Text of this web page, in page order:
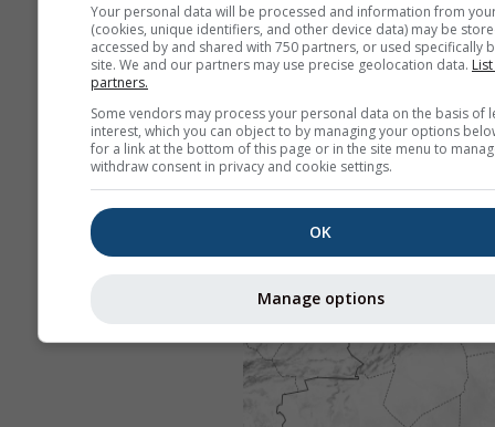
Your personal data will be processed and information from
(cookies, unique identifiers, and other device data) may be
accessed by and shared with 750 partners, or used specifically
site. We and our partners may use precise geolocation data.
partners.
Some vendors may process your personal data on the basis of
interest, which you can object to by managing your options
for a link at the bottom of this page or in the site menu to
withdraw consent in privacy and cookie settings.
OK
Manage options